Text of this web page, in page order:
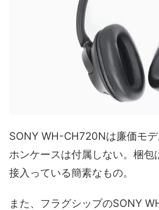
SONY WH-CH720Nは廉価モ
ホンケースは付属しない。梱包
接入っている簡素なもの。
また、フラグシップのSONY